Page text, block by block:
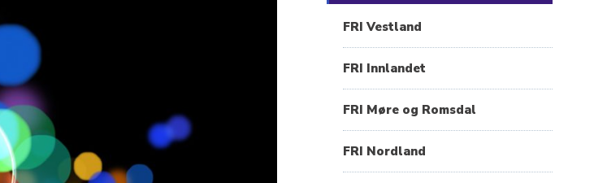
FRI Vestland
FRI Innlandet
FRI Møre og Romsdal
FRI Nordland